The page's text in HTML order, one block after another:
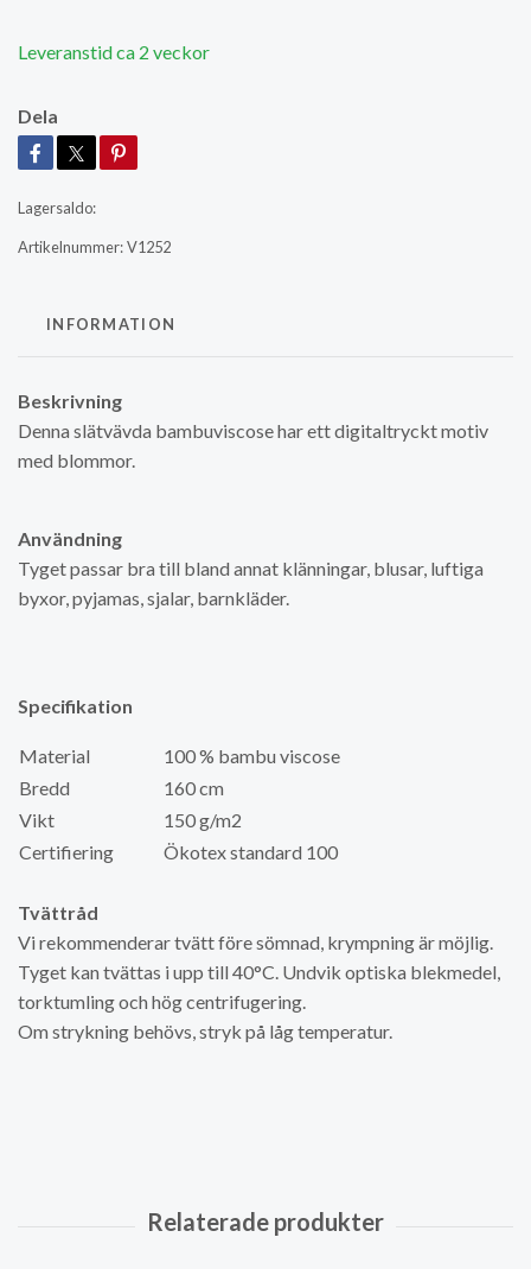
Leveranstid ca 2 veckor
Dela
Lagersaldo:
Artikelnummer:V1252
INFORMATION
Beskrivning
Denna slätvävda bambuviscose har ett digitaltryckt motiv
med blommor.
Användning
Tyget passar bra till bland annat klänningar, blusar, luftiga
byxor, pyjamas, sjalar, barnkläder.
Specifikation
Material
100 % bambu viscose
Bredd
160 cm
Vikt
150 g/m2
Certifiering
Ökotex standard 100
Tvättråd
Vi rekommenderar tvätt före sömnad, krympning är möjlig.
Tyget kan tvättas i upp till 40°C. Undvik optiska blekmedel,
torktumling och hög centrifugering.
Om strykning behövs, stryk på låg temperatur.